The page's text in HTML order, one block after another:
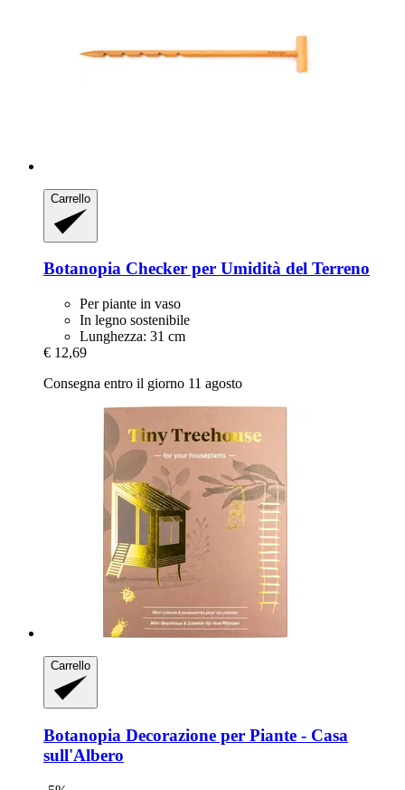
Carrello
Botanopia Checker per Umidità del Terreno
Per piante in vaso
In legno sostenibile
Lunghezza: 31 cm
€ 12,69
Consegna entro il giorno 11 agosto
Carrello
Botanopia Decorazione per Piante -​ Casa
sull'Albero